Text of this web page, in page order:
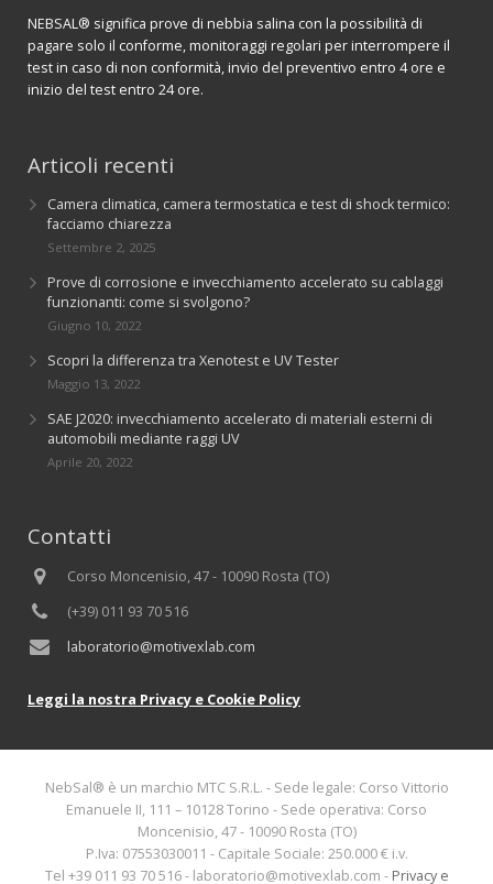
NEBSAL® significa prove di nebbia salina con la possibilità di
pagare solo il conforme, monitoraggi regolari per interrompere il
test in caso di non conformità, invio del preventivo entro 4 ore e
inizio del test entro 24 ore.
Articoli recenti
Camera climatica, camera termostatica e test di shock termico:
facciamo chiarezza
Settembre 2, 2025
Prove di corrosione e invecchiamento accelerato su cablaggi
funzionanti: come si svolgono?
Giugno 10, 2022
Scopri la differenza tra Xenotest e UV Tester
Maggio 13, 2022
SAE J2020: invecchiamento accelerato di materiali esterni di
automobili mediante raggi UV
Aprile 20, 2022
Contatti
Corso Moncenisio, 47 - 10090 Rosta (TO)
(+39) 011 93 70 516
laboratorio@motivexlab.com
Leggi la nostra Privacy e Cookie Policy
NebSal® è un marchio MTC S.R.L. - Sede legale: Corso Vittorio
Emanuele II, 111 – 10128 Torino - Sede operativa: Corso
Moncenisio, 47 - 10090 Rosta (TO)
P.Iva: 07553030011 - Capitale Sociale: 250.000 € i.v.
Tel +39 011 93 70 516 - laboratorio@motivexlab.com - Privacy e